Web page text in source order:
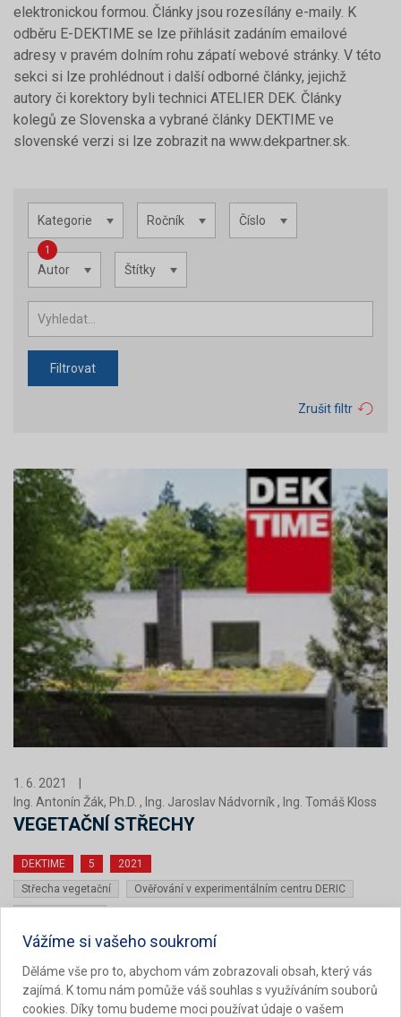
elektronickou formou. Články jsou rozesílány e-maily. K
odběru E-DEKTIME se lze přihlásit zadáním emailové
adresy v pravém dolním rohu zápatí webové stránky. V této
sekci si lze prohlédnout i další odborné články, jejichž
autory či korektory byli technici ATELIER DEK. Články
kolegů ze Slovenska a vybrané články DEKTIME ve
slovenské verzi si lze zobrazit na www.dekpartner.sk.
Kategorie Ročník Číslo
1
Autor Štítky
Filtrovat
Zrušit filtr
1. 6. 2021
Ing. Antonín Žák, Ph.D. , Ing. Jaroslav Nádvorník , Ing. Tomáš Kloss
VEGETAČNÍ STŘECHY
DEKTIME 5
2021
Střecha vegetační
Ověřování v experimentálním centru DERIC
nejdiskutovanějších témat ve stavebnictví. Hovoří se o jejich
využití pro snížení vlivu přívalových dešťů, pro zvýšení
Vážíme si vašeho soukromí
Děláme vše pro to, abychom vám zobrazovali obsah, který vás
zajímá. K tomu nám pomůže váš souhlas s využíváním souborů
cookies. Díky tomu budeme moci používat údaje o vašem